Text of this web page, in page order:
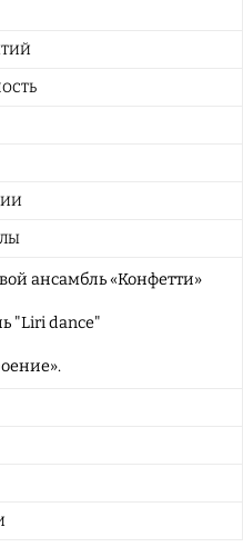
ансамбль «Конфетти»
"Liri dance"